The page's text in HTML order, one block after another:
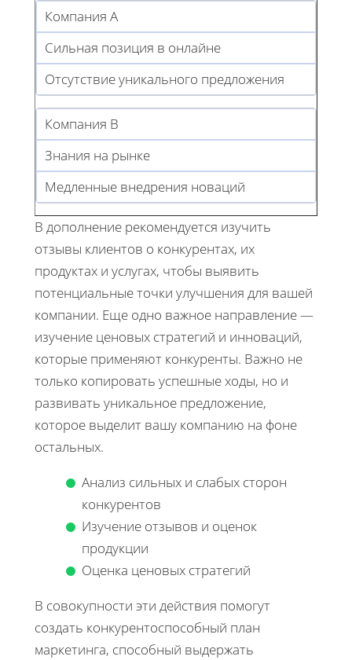
Компания A
Сильная позиция в онлайне
Отсутствие уникального предложения
Компания B
Знания на рынке
Медленные внедрения новаций
В дополнение рекомендуется изучить
отзывы клиентов о конкурентах, их
продуктах и услугах, чтобы выявить
потенциальные точки улучшения для вашей
компании. Еще одно важное направление —
изучение ценовых стратегий и инноваций,
которые применяют конкуренты. Важно не
только копировать успешные ходы, но и
развивать уникальное предложение,
которое выделит вашу компанию на фоне
остальных.
Анализ сильных и слабых сторон
конкурентов
Изучение отзывов и оценок
продукции
Оценка ценовых стратегий
В совокупности эти действия помогут
создать конкурентоспособный план
маркетинга, способный выдержать